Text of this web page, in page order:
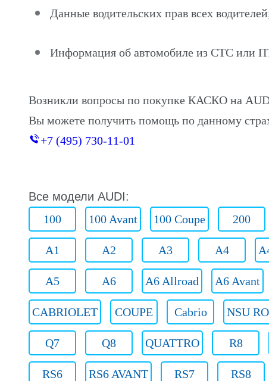
Данные водительских прав всех
Информация об автомобиле из СТС или
Возникли вопросы по покупке КАСКО на
Вы можете получить помощь по данному
+7 (495) 730-11-01
Все модели AUDI:
100
100 Avant 100 Coupe 200
A1 A2 A3 A4
A5 A6 A6 Allroad A6 Avant
CABRIOLET COUPE Cabrio NSU
Q7 Q8 QUATTRO R8
RS6 RS6 AVANT RS7 RS8